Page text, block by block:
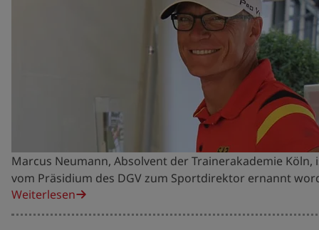
Marcus Neumann, Absolvent der Trainerakademie
vom Präsidium des DGV zum Sportdirektor ernannt
Weiterlesen